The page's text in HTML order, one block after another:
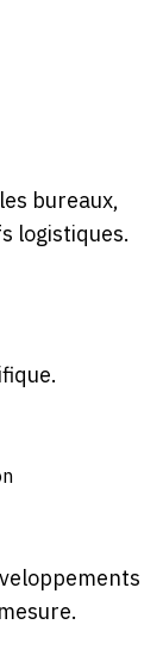
bureaux,
logistiques.